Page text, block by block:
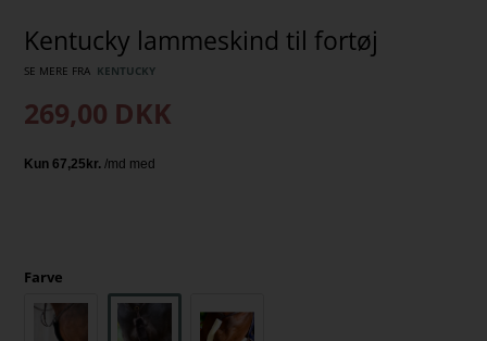
Kentucky lammeskind til fortøj
SE MERE FRA KENTUCKY
269,00 DKK
Farve